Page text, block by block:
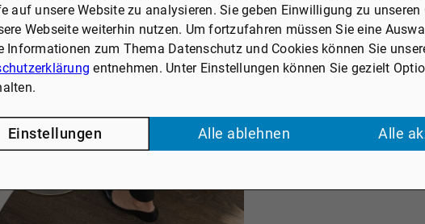
auf unsere Website zu analysieren. Sie geben Einwilligung zu unseren
Webseite weiterhin nutzen. Um fortzufahren müssen Sie eine
Informationen zum Thema Datenschutz und Cookies können Sie
entnehmen. Unter Einstellungen können Sie gezielt
Einstellungen Alle ablehnen Alle